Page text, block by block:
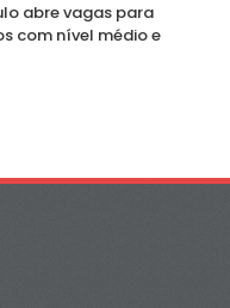
abre vagas para
com nível médio e